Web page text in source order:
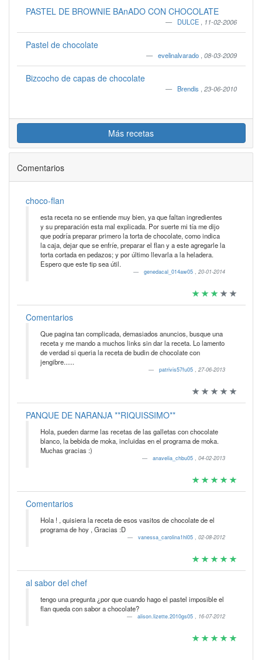
PASTEL DE BROWNIE BAnADO CON CHOCOLATE
DULCE 11-02-2006
Pastel de chocolate
evelinalvarado 08-03-2009
Bizcocho de capas de chocolate
Brendis 23-06-2010
Más recetas
Comentarios
choco-flan
esta receta no se entiende muy bien, ya que faltan ingredientes
y su preparación esta mal explicada. Por suerte mi tía me dijo
que podría preparar primero la torta de chocolate, como indica
la caja, dejar que se enfríe, preparar el flan y a este agregarle la
torta cortada en pedazos; y por último llevarla a la heladera.
Espero que este tip sea útil.
genedacal_014aw05 , 20-01-2014
Comentarios
Que pagina tan complicada, demasiados anuncios, busque una
receta y me mando a muchos links sin dar la receta. Lo lamento
de verdad si queria la receta de budin de chocolate con
jengibre......
patrivis57fu05 , 27-06-2013
PANQUE DE NARANJA **RIQUISSIMO**
Hola, pueden darme las recetas de las galletas con chocolate
blanco, la bebida de moka, incluidas en el programa de moka.
Muchas gracias :)
anavelia_chbu05 , 04-02-2013
Comentarios
Hola ! , quisiera la receta de esos vasitos de chocolate de el
programa de hoy , Gracias :D
vanessa_carolina1hl05 , 02-08-2012
al sabor del chef
tengo una pregunta ¿por que cuando hago el pastel imposible el
flan queda con sabor a chocolate?
alison.lizette.2010gs05 , 16-07-2012